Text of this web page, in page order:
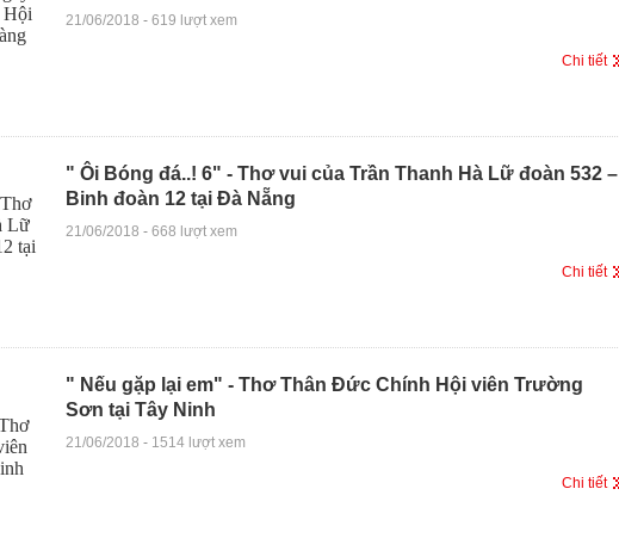
21/06/2018 - 619 lượt xem
Chi tiết
" Ôi Bóng đá..! 6" - Thơ vui của Trần Thanh Hà Lữ đoàn 532 –
Binh đoàn 12 tại Đà Nẵng
21/06/2018 - 668 lượt xem
Chi tiết
" Nếu gặp lại em" - Thơ Thân Đức Chính Hội viên Trường
Sơn tại Tây Ninh
21/06/2018 - 1514 lượt xem
Chi tiết